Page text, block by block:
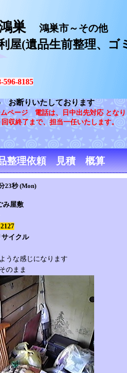
巣 鴻巣市～その他
屋(遺品生前整理、ゴ
8185
お断りいたしております
ページ 電話は、日中出先対応 となり
収終了まで、担当一任いたします。
整理依頼 見積 概算
23秒 (Mon)
み屋敷
イクル
うな感じになります
のまま